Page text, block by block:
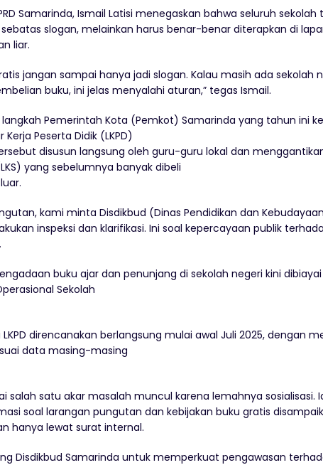
Samarinda, Ismail Latisi menegaskan bahwa seluruh sekolah
slogan, melainkan harus benar-benar diterapkan di
liar.
jangan sampai hanya jadi slogan. Kalau masih ada sekolah
buku, ini jelas menyalahi aturan,” tegas Ismail.
Pemerintah Kota (Pemkot) Samarinda yang tahun ini
Peserta Didik (LKPD)
disusun langsung oleh guru-guru lokal dan
yang sebelumnya banyak dibeli
kami minta Disdikbud (Dinas Pendidikan dan
inspeksi dan klarifikasi. Ini soal kepercayaan publik
buku ajar dan penunjang di sekolah negeri kini
Sekolah
direncanakan berlangsung mulai awal Juli 2025, dengan
data masing-masing
salah satu akar masalah muncul karena lemahnya sosialisasi.
soal larangan pungutan dan kebijakan buku gratis
hanya lewat surat internal.
Disdikbud Samarinda untuk memperkuat pengawasan